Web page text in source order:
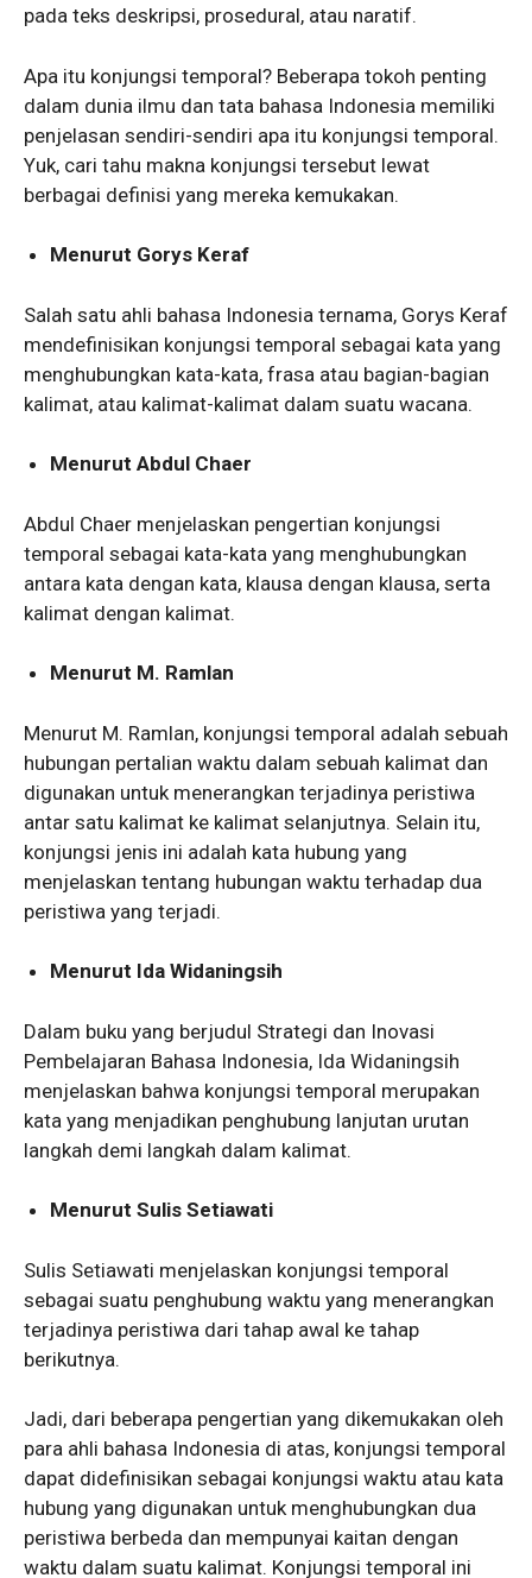
pada teks deskripsi, prosedural, atau naratif.
Apa itu konjungsi temporal? Beberapa tokoh penting
dalam dunia ilmu dan tata bahasa Indonesia memiliki
penjelasan sendiri-sendiri apa itu konjungsi temporal.
Yuk, cari tahu makna konjungsi tersebut lewat
berbagai definisi yang mereka kemukakan.
Menurut Gorys Keraf
Salah satu ahli bahasa Indonesia ternama, Gorys Keraf
mendefinisikan konjungsi temporal sebagai kata yang
menghubungkan kata-kata, frasa atau bagian-bagian
kalimat, atau kalimat-kalimat dalam suatu wacana.
Menurut Abdul Chaer
Abdul Chaer menjelaskan pengertian konjungsi
temporal sebagai kata-kata yang menghubungkan
antara kata dengan kata, klausa dengan klausa, serta
kalimat dengan kalimat.
Menurut M. Ramlan
Menurut M. Ramlan, konjungsi temporal adalah sebuah
hubungan pertalian waktu dalam sebuah kalimat dan
digunakan untuk menerangkan terjadinya peristiwa
antar satu kalimat ke kalimat selanjutnya. Selain itu,
konjungsi jenis ini adalah kata hubung yang
menjelaskan tentang hubungan waktu terhadap dua
peristiwa yang terjadi.
Menurut Ida Widaningsih
Dalam buku yang berjudul Strategi dan Inovasi
Pembelajaran Bahasa Indonesia, Ida Widaningsih
menjelaskan bahwa konjungsi temporal merupakan
kata yang menjadikan penghubung lanjutan urutan
langkah demi langkah dalam kalimat.
Menurut Sulis Setiawati
Sulis Setiawati menjelaskan konjungsi temporal
sebagai suatu penghubung waktu yang menerangkan
terjadinya peristiwa dari tahap awal ke tahap
berikutnya.
Jadi, dari beberapa pengertian yang dikemukakan oleh
para ahli bahasa Indonesia di atas, konjungsi temporal
dapat didefinisikan sebagai konjungsi waktu atau kata
hubung yang digunakan untuk menghubungkan dua
peristiwa berbeda dan mempunyai kaitan dengan
waktu dalam suatu kalimat. Konjungsi temporal ini